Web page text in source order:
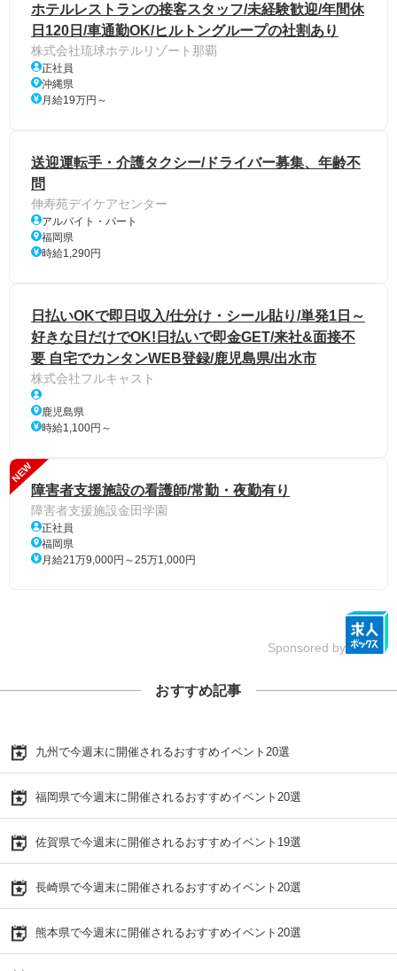
ホテルレストランの接客スタッフ/未経験歓迎/年間休
日120日/車通勤OK/ヒルトングループの社割あり
株式会社琉球ホテルリゾート那覇
正社員
沖縄県
月給19万円～
送迎運転手・介護タクシー/ドライバー募集、年齢不
問
伸寿苑デイケアセンター
アルバイト・パート
福岡県
時給1,290円
日払いOKで即日収入/仕分け・シール貼り/単発1日～
好きな日だけでOK!日払いで即金GET/来社&面接不
要 自宅でカンタンWEB登録/鹿児島県/出水市
株式会社フルキャスト
鹿児島県
時給1,100円～
NEW
障害者支援施設の看護師/常勤・夜勤有り
障害者支援施設金田学園
正社員
福岡県
月給21万9,000円～25万1,000円
Sponsored by
おすすめ記事
九州で今週末に開催されるおすすめイベント20選
福岡県で今週末に開催されるおすすめイベント20選
佐賀県で今週末に開催されるおすすめイベント19選
長崎県で今週末に開催されるおすすめイベント20選
熊本県で今週末に開催されるおすすめイベント20選